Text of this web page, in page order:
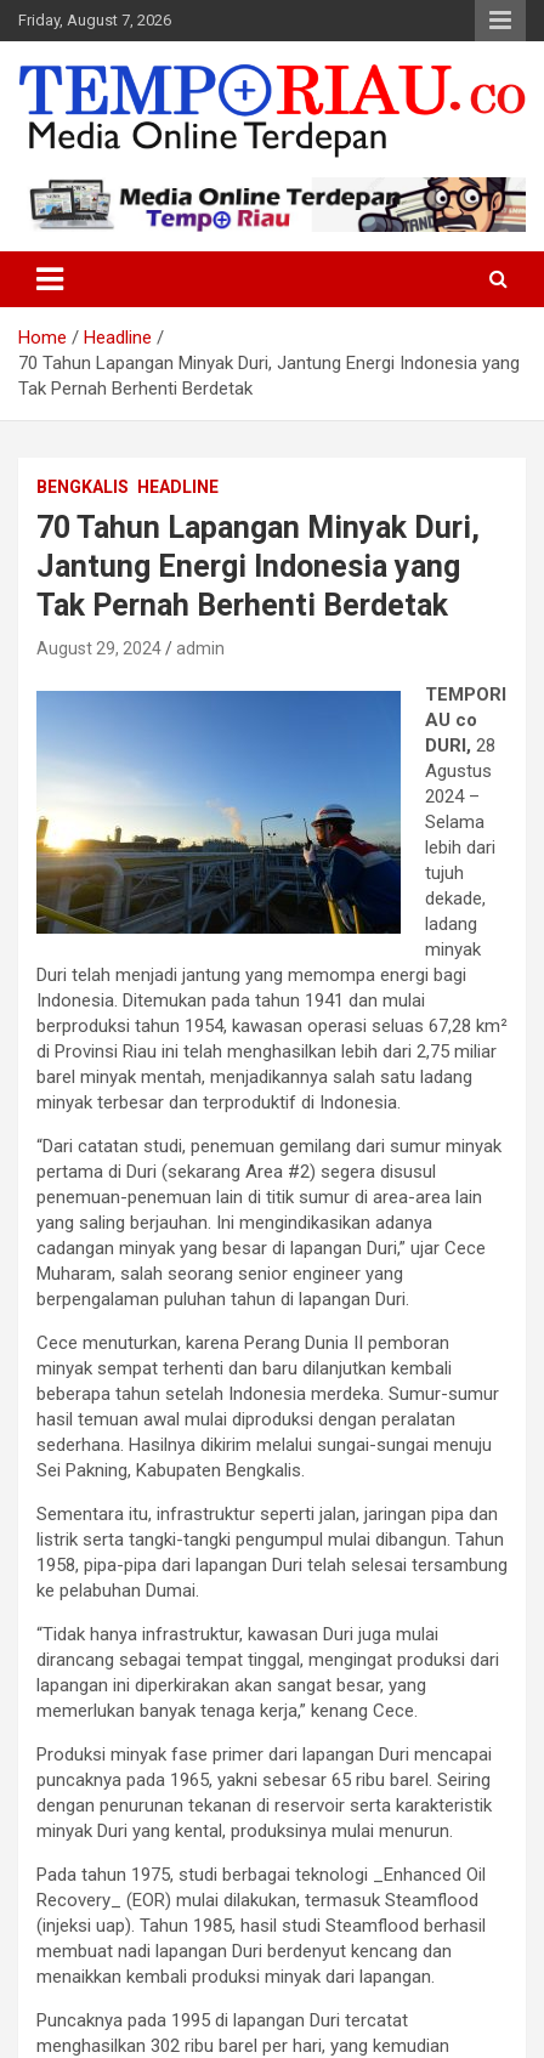
Skip
to
content
Friday, August 7, 2026
Tempo Riau
Home
Headline
70 Tahun Lapangan Minyak Duri, Jantung Energi Indonesia yang
Tak Pernah Berhenti Berdetak
BENGKALIS HEADLINE
70 Tahun Lapangan Minyak Duri,
Jantung Energi Indonesia yang
Tak Pernah Berhenti Berdetak
August 29, 2024 admin
TEMPORI
AU co
DURI, 28
Agustus
2024 –
Selama
lebih dari
tujuh
dekade,
ladang
minyak
Duri telah menjadi jantung yang memompa energi bagi
Indonesia. Ditemukan pada tahun 1941 dan mulai
berproduksi tahun 1954, kawasan operasi seluas 67,28 km²
di Provinsi Riau ini telah menghasilkan lebih dari 2,75 miliar
barel minyak mentah, menjadikannya salah satu ladang
minyak terbesar dan terproduktif di Indonesia.
“Dari catatan studi, penemuan gemilang dari sumur minyak
pertama di Duri (sekarang Area #2) segera disusul
penemuan-penemuan lain di titik sumur di area-area lain
yang saling berjauhan. Ini mengindikasikan adanya
cadangan minyak yang besar di lapangan Duri,” ujar Cece
Muharam, salah seorang senior engineer yang
berpengalaman puluhan tahun di lapangan Duri.
Cece menuturkan, karena Perang Dunia II pemboran
minyak sempat terhenti dan baru dilanjutkan kembali
beberapa tahun setelah Indonesia merdeka. Sumur-sumur
hasil temuan awal mulai diproduksi dengan peralatan
sederhana. Hasilnya dikirim melalui sungai-sungai menuju
Sei Pakning, Kabupaten Bengkalis.
Sementara itu, infrastruktur seperti jalan, jaringan pipa dan
listrik serta tangki-tangki pengumpul mulai dibangun. Tahun
1958, pipa-pipa dari lapangan Duri telah selesai tersambung
ke pelabuhan Dumai.
“Tidak hanya infrastruktur, kawasan Duri juga mulai
dirancang sebagai tempat tinggal, mengingat produksi dari
lapangan ini diperkirakan akan sangat besar, yang
memerlukan banyak tenaga kerja,” kenang Cece.
Produksi minyak fase primer dari lapangan Duri mencapai
puncaknya pada 1965, yakni sebesar 65 ribu barel. Seiring
dengan penurunan tekanan di reservoir serta karakteristik
minyak Duri yang kental, produksinya mulai menurun.
Pada tahun 1975, studi berbagai teknologi _Enhanced Oil
Recovery_ (EOR) mulai dilakukan, termasuk Steamflood
(injeksi uap). Tahun 1985, hasil studi Steamflood berhasil
membuat nadi lapangan Duri berdenyut kencang dan
menaikkan kembali produksi minyak dari lapangan.
Puncaknya pada 1995 di lapangan Duri tercatat
menghasilkan 302 ribu barel per hari, yang kemudian